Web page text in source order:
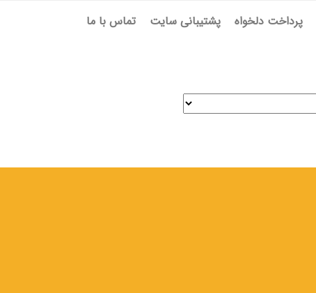
پرداخت دلخواه پشتیبانی سایت تماس با ما